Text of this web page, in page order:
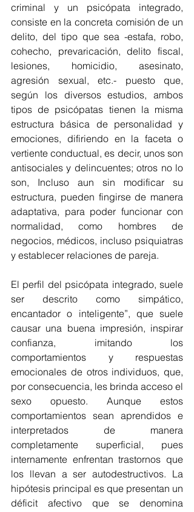
criminal y un psicópata integrado,
consiste en la concreta comisión de un
delito, del tipo que sea -estafa, robo,
cohecho, prevaricación, delito fiscal,
lesiones, homicidio, asesinato,
agresión sexual, etc.- puesto que,
según los diversos estudios, ambos
tipos de psicópatas tienen la misma
estructura básica de personalidad y
emociones, difiriendo en la faceta o
vertiente conductual, es decir, unos son
antisociales y delincuentes; otros no lo
son, Incluso aun sin modificar su
estructura, pueden fingirse de manera
adaptativa, para poder funcionar con
normalidad, como hombres de
negocios, médicos, incluso psiquiatras
y establecer relaciones de pareja.
El perfil del psicópata integrado, suele
ser descrito como simpático,
encantador o inteligente”, que suele
causar una buena impresión, inspirar
confianza, imitando los
comportamientos y respuestas
emocionales de otros individuos, que,
por consecuencia, les brinda acceso el
sexo opuesto. Aunque estos
comportamientos sean aprendidos e
interpretados de manera
completamente superficial, pues
internamente enfrentan trastornos que
los llevan a ser autodestructivos. La
hipótesis principal es que presentan un
déficit afectivo que se denomina